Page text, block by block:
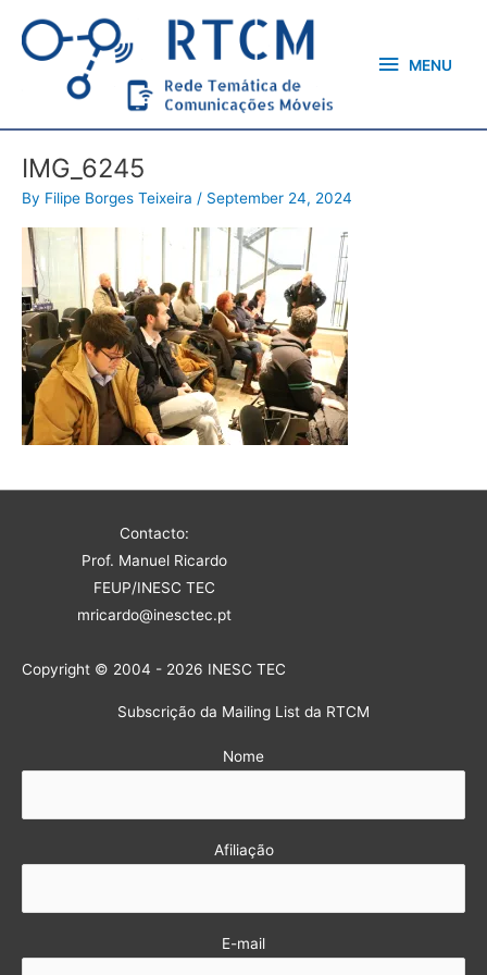
content
MENU
IMG_6245
By Filipe Borges Teixeira / September 24, 2024
Contacto:
Prof. Manuel Ricardo
FEUP/INESC TEC
mricardo@inesctec.pt
Copyright © 2004 - 2026 INESC TEC
Subscrição da Mailing List da RTCM
Nome
Afiliação
E-mail